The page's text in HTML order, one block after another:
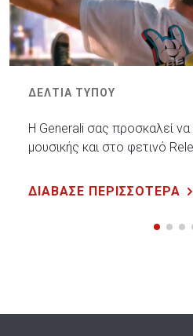
ΔΕΛΤΙΑ ΤΥΠΟΥ
Η Generali σας προσκαλεί
μουσικής και στο φετινό
ΔΙΑΒΑΣΕ ΠΕΡΙΣΣΟΤΕΡΑ